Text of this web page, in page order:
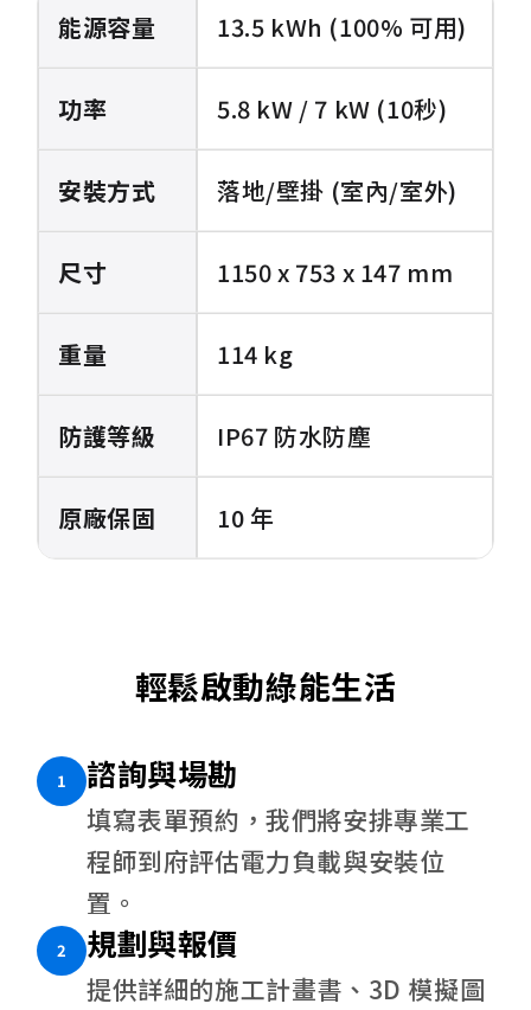
能源容量 13.5 kWh (100% 可用)
功率 5.8 kW / 7 kW (10秒)
安裝方式 落地/壁掛 (室內/室外)
尺寸 1150 x 753 x 147 mm
重量 114 kg
防護等級 IP67 防水防塵
原廠保固 10 年
輕鬆啟動綠能生活
1 諮詢與場勘
填寫表單預約，我們將安排專業工
程師到府評估電力負載與安裝位
置。
2 規劃與報價
提供詳細的施工計畫書、3D 模擬圖